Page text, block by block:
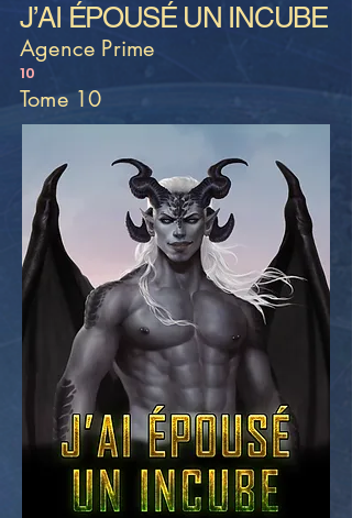
J’AI ÉPOUSÉ UN INCUBE
Agence Prime
10
Tome 10